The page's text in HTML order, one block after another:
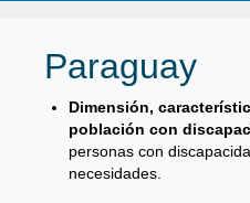
Paraguay
Dimensión,
población con
personas con
necesidades.